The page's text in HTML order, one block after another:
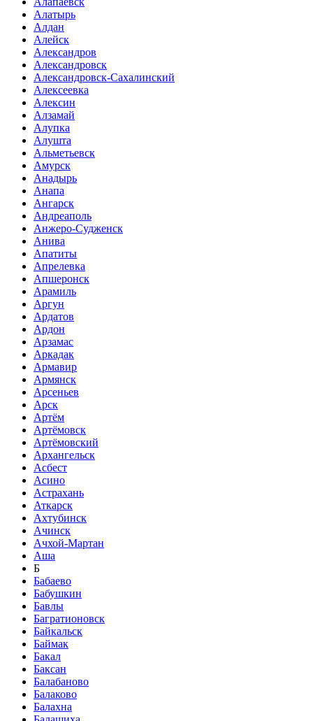
Алатырь
Алдан
Алейск
Александров
Александровск
Александровск-Сахалинский
Алексеевка
Алексин
Алзамай
Алупка
Алушта
Альметьевск
Амурск
Анадырь
Анапа
Ангарск
Андреаполь
Анжеро-Судженск
Анива
Апатиты
Апрелевка
Апшеронск
Арамиль
Аргун
Ардатов
Ардон
Арзамас
Аркадак
Армавир
Армянск
Арсеньев
Арск
Артём
Артёмовск
Артёмовский
Архангельск
Асбест
Асино
Астрахань
Аткарск
Ахтубинск
Ачинск
Ачхой-Мартан
Аша
Б
Бабаево
Бабушкин
Бавлы
Багратионовск
Байкальск
Баймак
Бакал
Баксан
Балабаново
Балаково
Балахна